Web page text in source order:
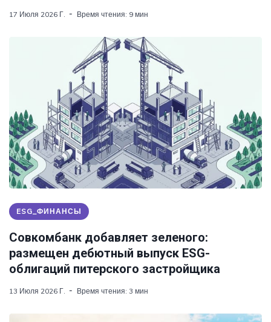
17 Июля 2026 Г. Время чтения: 9 мин
ESG_ФИНАНСЫ
Совкомбанк добавляет зеленого:
размещен дебютный выпуск ESG-
облигаций питерского застройщика
13 Июля 2026 Г. Время чтения: 3 мин